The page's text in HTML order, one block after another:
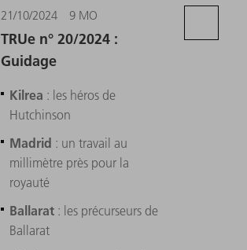
21/10/2024 9 MO
TRUe n° 20/2024 :
Guidage
Kilrea : les héros de
Hutchinson
Madrid : un travail au
millimètre près pour la
royauté
Ballarat : les précurseurs de
Ballarat